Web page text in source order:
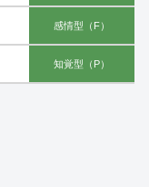
感情型（F）
知覚型（P）